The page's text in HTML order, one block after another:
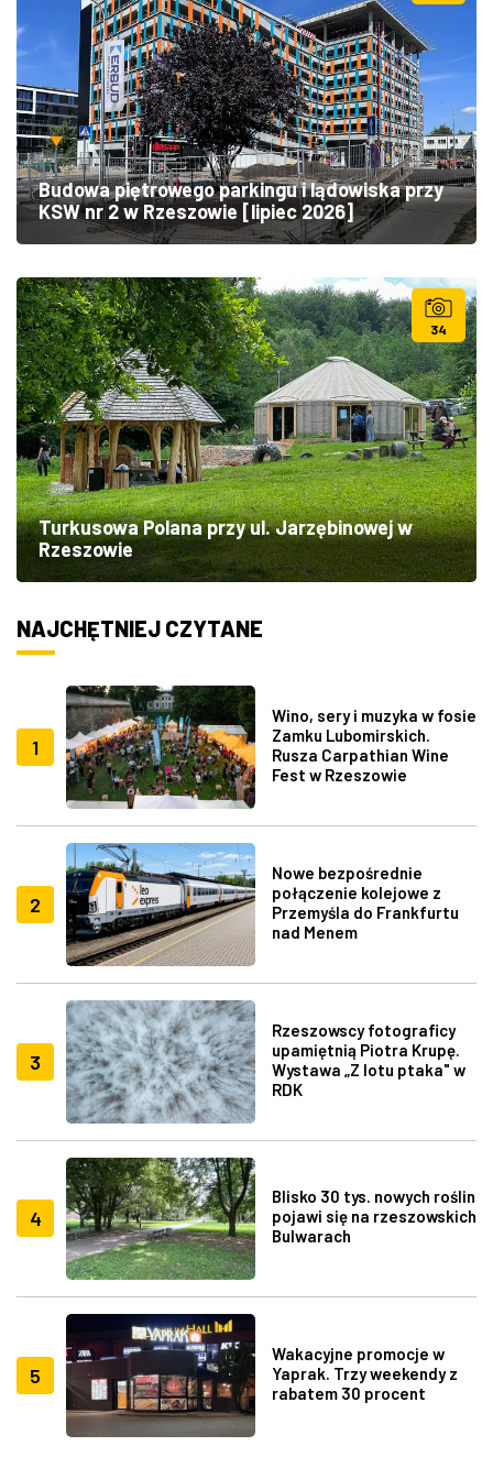
Budowa piętrowego parkingu i lądowiska przy
KSW nr 2 w Rzeszowie [lipiec 2026]
34
Turkusowa Polana przy ul. Jarzębinowej w
Rzeszowie
NAJCHĘTNIEJ CZYTANE
1
Wino, sery i muzyka w fosie
Zamku Lubomirskich.
Rusza Carpathian Wine
Fest w Rzeszowie
2
Nowe bezpośrednie
połączenie kolejowe z
Przemyśla do Frankfurtu
nad Menem
3
Rzeszowscy fotograficy
upamiętnią Piotra Krupę.
Wystawa „Z lotu ptaka" w
RDK
4
Blisko 30 tys. nowych roślin
pojawi się na rzeszowskich
Bulwarach
5
Wakacyjne promocje w
Yaprak. Trzy weekendy z
rabatem 30 procent